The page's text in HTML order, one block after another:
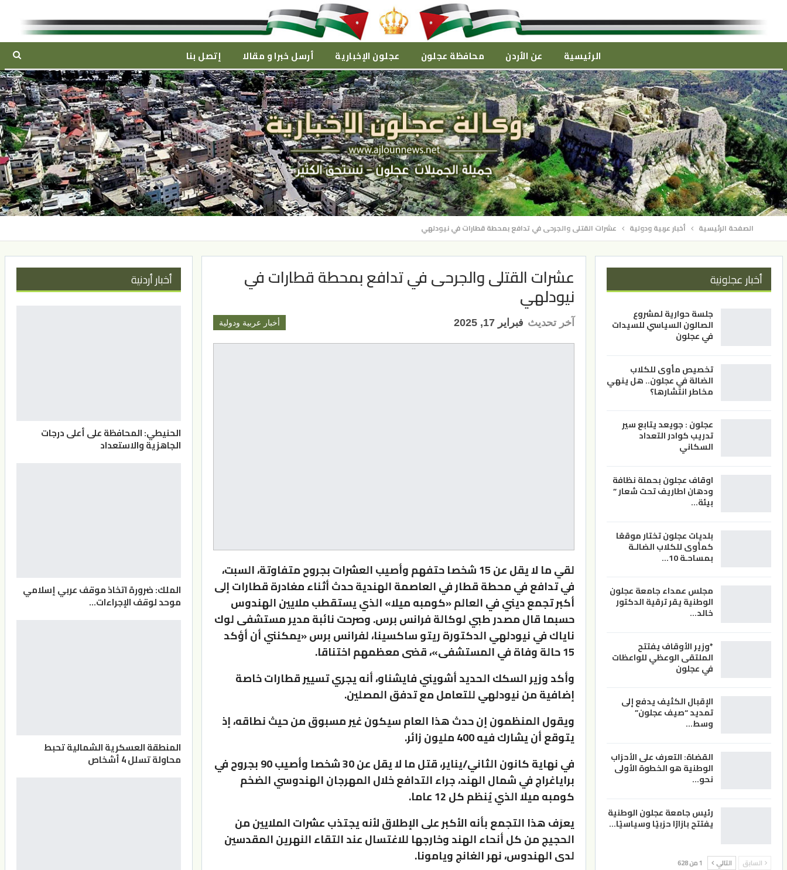
الرئيسية عن الأردن محافظة عجلون عجلون الإخبارية أرسل خبرا و مقالا إتصل بنا
الصفحة الرئيسية أخبار عربية ودولية عشرات القتلى والجرحى في تدافع بمحطة قطارات في نيودلهي
عشرات القتلى والجرحى في تدافع بمحطة قطارات في
نيودلهي
أخبار عربية ودولية آخر تحديث فبراير 17, 2025
لقي ما لا يقل عن 15 شخصا حتفهم وأصيب العشرات بجروح متفاوتة، السبت،
في تدافع في محطة قطار في العاصمة الهندية حدث أثناء مغادرة قطارات إلى
أكبر تجمع ديني في العالم «كومبه ميلا» الذي يستقطب ملايين الهندوس
حسبما قال مصدر طبي لوكالة فرانس برس. وصرحت نائبة مدير مستشفى لوك
ناياك في نيودلهي الدكتورة ريتو ساكسينا، لفرانس برس «يمكنني أن أؤكد
15 حالة وفاة في المستشفى»، قضى معظمهم اختناقا.
وأكد وزير السكك الحديد أشويني فايشناو، أنه يجري تسيير قطارات خاصة
إضافية من نيودلهي للتعامل مع تدفق المصلين.
ويقول المنظمون إن حدث هذا العام سيكون غير مسبوق من حيث نطاقه، إذ
يتوقع أن يشارك فيه 400 مليون زائر.
في نهاية كانون الثاني/يناير، قتل ما لا يقل عن 30 شخصا وأصيب 90 بجروح في
براياغراج في شمال الهند، جراء التدافع خلال المهرجان الهندوسي الضخم
كومبه ميلا الذي يُنظم كل 12 عاما.
يعرَف هذا التجمع بأنه الأكبر على الإطلاق لأنه يجتذب عشرات الملايين من
الحجيج من كل أنحاء الهند وخارجها للاغتسال عند التقاء النهرين المقدسين
لدى الهندوس، نهر الغانج ويامونا.
أخبار عجلونية
جلسة حوارية لمشروع
الصالون السياسي للسيدات
في عجلون
تخصيص مأوى للكلاب
الضالة في عجلون.. هل ينهي
مخاطر انتشارها؟
عجلون : جويعد يتابع سير
تدريب كوادر التعداد
السكاني
اوقاف عجلون بحملة نظافة
ودهان اطاريف تحت شعار ”
بيئة…
بلديات عجلون تختار موقعًا
كمأوى للكلاب الضالـة
بمساحـة 10…
مجلس عمداء جامعة عجلون
الوطنية يقر ترقية الدكتور
خالد…
*وزير الأوقاف يفتتح
الملتقى الوعظي للواعظات
في عجلون
الإقبال الكثيف يدفع إلى
تمديد “صيف عجلون”
وسط…
القضاة: التعرف على الأحزاب
الوطنية هو الخطوة الأولى
نحو…
رئيس جامعة عجلون الوطنية
يفتتح بازارًا حزبيًا وسياسيًا…
السابق التالي 1 من 628
أخبار أردنية
الحنيطي: المحافظة على أعلى درجات
الجاهزية والاستعداد
الملك: ضرورة اتخاذ موقف عربي إسلامي
موحد لوقف الإجراءات…
المنطقة العسكرية الشمالية تحبط
محاولة تسلل 4 أشخاص